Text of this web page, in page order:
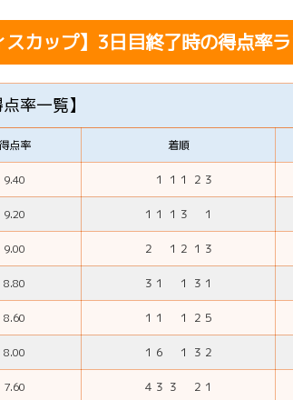
カップ】3日目終了時の得点率
点率一覧】
点率 着順
9.40 １ １１ ２３
9.20 １１ １３ １
9.00 ２ １２ １３
8.80 ３１ １ ３１
8.60 １１ １ ２５
8.00 １６ １ ３２
7.60 ４３ ３ ２１